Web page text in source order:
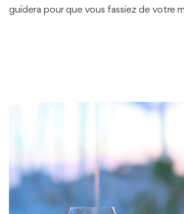
guidera pour que vous fassiez de votre